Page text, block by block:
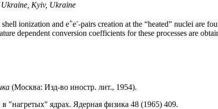
Ukraine, Kyiv, Ukraine
ionization and e+e--pairs creation at the “heated” nuclei are
dependent conversion coefficients for these processes are
(Москва: Изд-во иностр. лит., 1954).
ядрах. Ядерная физика 48 (1965) 409.